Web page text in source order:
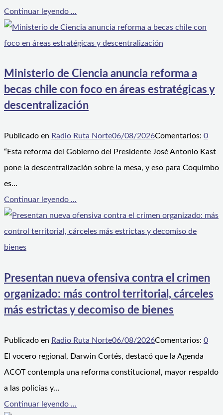
Continuar leyendo ...
Ministerio de Ciencia anuncia reforma a
becas chile con foco en áreas estratégicas y
descentralización
Publicado en Radio Ruta Norte06/08/2026Comentarios: 0
“Esta reforma del Gobierno del Presidente José Antonio Kast
pone la descentralización sobre la mesa, y eso para Coquimbo
es…
Continuar leyendo ...
Presentan nueva ofensiva contra el crimen
organizado: más control territorial, cárceles
más estrictas y decomiso de bienes
Publicado en Radio Ruta Norte06/08/2026Comentarios: 0
El vocero regional, Darwin Cortés, destacó que la Agenda
ACOT contempla una reforma constitucional, mayor respaldo
a las policías y…
Continuar leyendo ...